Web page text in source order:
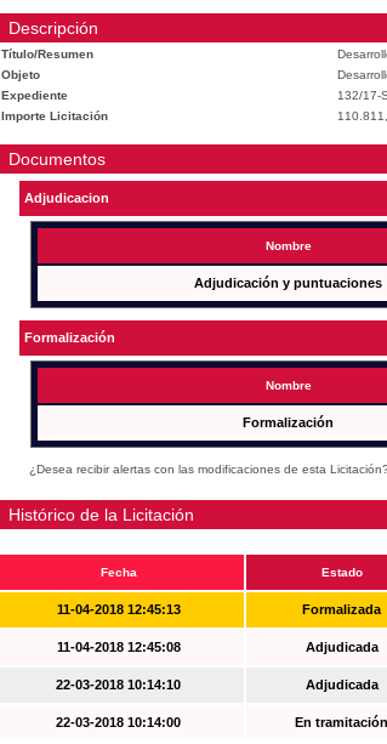
Descripción
Título/Resumen
Objeto
Expediente
132/17-
Importe Licitación
Documentos
Adjudicacion
Nombre
Adjudicación y puntuaciones
Formalización
Nombre
Formalización
¿Desea recibir alertas con las modificaciones de esta Licitación?
Histórico de la Licitación
Fecha Estado
11-04-2018 12:45:13 Formalizada
11-04-2018 12:45:08 Adjudicada
22-03-2018 10:14:10 Adjudicada
22-03-2018 10:14:00 En tramitación